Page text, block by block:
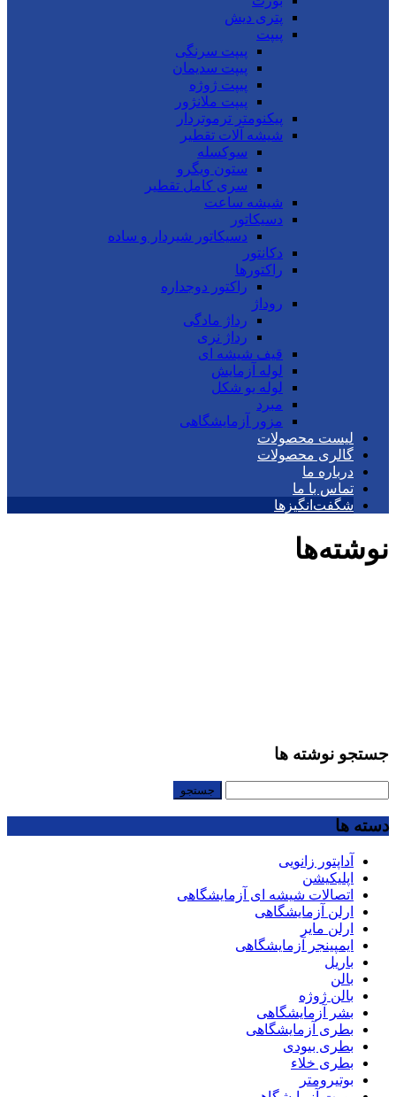
پتری دیش
پیپت
پیپت سرنگی
پیپت سدیمان
پیپت ژوژه
پیپت ملانژور
پیکنومتر ترموتردار
شیشه آلات تقطیر
سوکسله
ستون ویگرو
سری کامل تقطیر
شیشه ساعت
دسیکاتور
دسیکاتور شیردار و ساده
دکانتور
راکتورها
راکتور دوجداره
روداژ
رداژ مادگی
رداژ نری
قیف شیشه ای
لوله آزمایش
لوله یو شکل
مبرد
مزور آزمایشگاهی
لیست محصولات
گالری محصولات
درباره ما
تماس با ما
شگفت‌انگیزها
نوشته‌ها
جستجو نوشته ها
دسته ها
آداپتور زانویی
اپلیکیشن
اتصالات شیشه ای آزمایشگاهی
ارلن آزمایشگاهی
ارلن مایر
ایمپینجر آزمایشگاهی
باریل
بالن
بالن ژوژه
بشر آزمایشگاهی
بطری آزمایشگاهی
بطری بیودی
بطری خلاء
بوتیرومتر